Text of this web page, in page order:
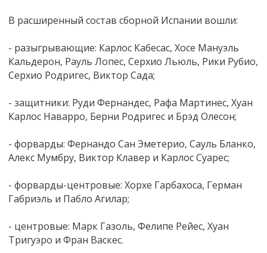
В расширенный состав сборной Испании вошли:
- разыгрывающие: Карлос Кабесас, Хосе Мануэль
Кальдерон, Рауль Лопес, Серхио Льюль, Рики Рубио,
Серхио Родригес, Виктор Сада;
- защитники: Руди Фернандес, Рафа Мартинес, Хуан
Карлос Наварро, Берни Родригес и Брэд Олесон;
- форварды: Фернандо Сан Эметерио, Сауль Бланко,
Алекс Мумбру, Виктор Клавер и Карлос Суарес;
- форварды-центровые: Хорхе Гарбахоса, Герман
Габриэль и Пабло Агилар;
- центровые: Марк Газоль, Фелипе Рейес, Хуан
Тригуэро и Фран Васкес.